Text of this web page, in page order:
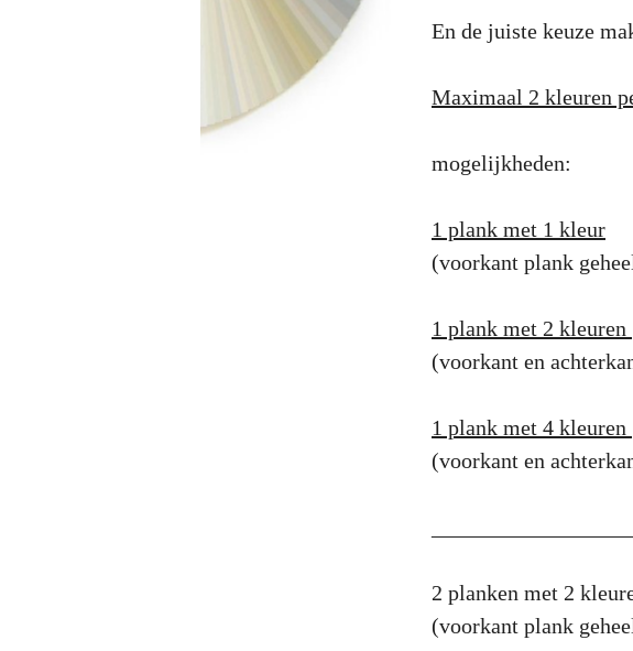
En de juiste keuze
Maximaal 2 kleuren
mogelijkheden:
1 plank met 1 kleur
(voorkant plank
1 plank met 2 kleuren
(voorkant en
1 plank met 4 kleuren
(voorkant en
2 planken met 2
(voorkant plank